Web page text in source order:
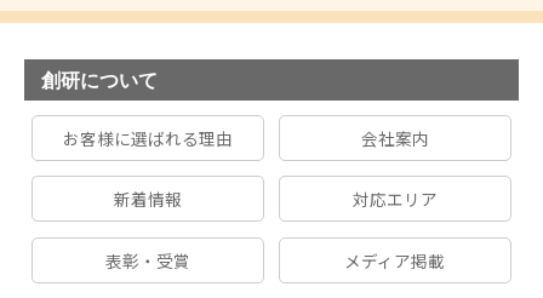
創研について
お客様に選ばれる理由 会社案内
新着情報 対応エリア
表彰・受賞 メディア掲載